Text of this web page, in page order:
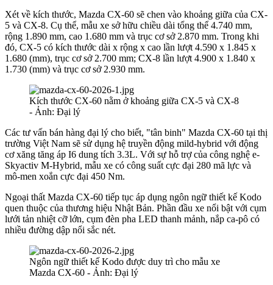
Xét về kích thước, Mazda CX-60 sẽ chen vào khoảng giữa của CX-
5 và CX-8. Cụ thể, mẫu xe sở hữu chiều dài tổng thể 4.740 mm,
rộng 1.890 mm, cao 1.680 mm và trục cơ sở 2.870 mm. Trong khi
đó, CX-5 có kích thước dài x rộng x cao lần lượt 4.590 x 1.845 x
1.680 (mm), trục cơ sở 2.700 mm; CX-8 lần lượt 4.900 x 1.840 x
1.730 (mm) và trục cơ sở 2.930 mm.
Kích thước CX-60 nằm ở khoảng giữa CX-5 và CX-8
- Ảnh: Đại lý
Các tư vấn bán hàng đại lý cho biết, "tân binh" Mazda CX-60 tại thị
trường Việt Nam sẽ sử dụng hệ truyền động mild-hybrid với động
cơ xăng tăng áp I6 dung tích 3.3L. Với sự hỗ trợ của công nghệ e-
Skyactiv M-Hybrid, mẫu xe có công suất cực đại 280 mã lực và
mô-men xoắn cực đại 450 Nm.
Ngoại thất Mazda CX-60 tiếp tục áp dụng ngôn ngữ thiết kế Kodo
quen thuộc của thương hiệu Nhật Bản. Phần đầu xe nổi bật với cụm
lưới tản nhiệt cỡ lớn, cụm đèn pha LED thanh mảnh, nắp ca-pô có
nhiều đường dập nổi sắc nét.
Ngôn ngữ thiết kế Kodo được duy trì cho mẫu xe
Mazda CX-60 - Ảnh: Đại lý